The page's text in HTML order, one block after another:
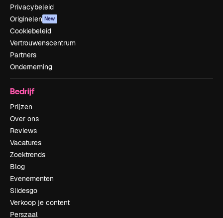
Privacybeleid
Originelen New
Cookiebeleid
Vertrouwenscentrum
Partners
Onderneming
Bedrijf
Prijzen
Over ons
Reviews
Vacatures
Zoektrends
Blog
Evenementen
Slidesgo
Verkoop je content
Perszaal